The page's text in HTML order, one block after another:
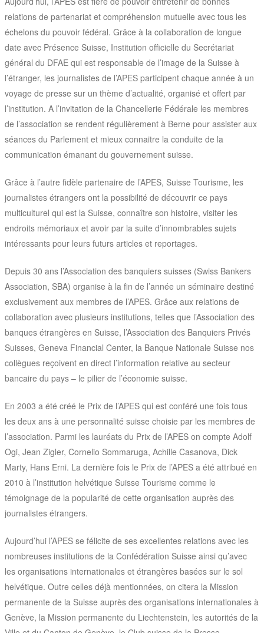
relations de partenariat et compréhension mutuelle avec tous les
échelons du pouvoir fédéral. Grâce à la collaboration de longue
date avec Présence Suisse, Institution officielle du Secrétariat
général du DFAE qui est responsable de l’image de la Suisse à
l’étranger, les journalistes de l’APES participent chaque année à un
voyage de presse sur un thème d’actualité, organisé et offert par
l’institution. A l’invitation de la Chancellerie Fédérale les membres
de l’association se rendent régulièrement à Berne pour assister aux
séances du Parlement et mieux connaitre la conduite de la
communication émanant du gouvernement suisse.
Grâce à l’autre fidèle partenaire de l’APES, Suisse Tourisme, les
journalistes étrangers ont la possibilité de découvrir ce pays
multiculturel qui est la Suisse, connaître son histoire, visiter les
endroits mémoriaux et avoir par la suite d’innombrables sujets
intéressants pour leurs futurs articles et reportages.
Depuis 30 ans l’Association des banquiers suisses (Swiss Bankers
Association, SBA) organise à la fin de l’année un séminaire destiné
exclusivement aux membres de l’APES. Grâce aux relations de
collaboration avec plusieurs institutions, telles que l’Association des
banques étrangères en Suisse, l’Association des Banquiers Privés
Suisses, Geneva Financial Center, la Banque Nationale Suisse nos
collègues reçoivent en direct l’information relative au secteur
bancaire du pays – le pilier de l’économie suisse.
En 2003 a été créé le Prix de l’APES qui est conféré une fois tous
les deux ans à une personnalité suisse choisie par les membres de
l’association. Parmi les lauréats du Prix de l’APES on compte Adolf
Ogi, Jean Zigler, Cornelio Sommaruga, Achille Casanova, Dick
Marty, Hans Erni. La dernière fois le Prix de l’APES a été attribué en
2010 à l’institution helvétique Suisse Tourisme comme le
témoignage de la popularité de cette organisation auprès des
journalistes étrangers.
Aujourd’hui l’APES se félicite de ses excellentes relations avec les
nombreuses institutions de la Confédération Suisse ainsi qu’avec
les organisations internationales et étrangères basées sur le sol
helvétique. Outre celles déjà mentionnées, on citera la Mission
permanente de la Suisse auprès des organisations internationales à
Genève, la Mission permanente du Liechtenstein, les autorités de la